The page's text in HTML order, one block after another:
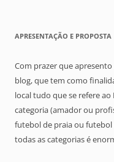
APRESENTAÇÃO E PROPOSTA
Com prazer que
blog, que tem como
local tudo que se refere
categoria (amador ou
futebol de praia ou futebol
todas as categorias é